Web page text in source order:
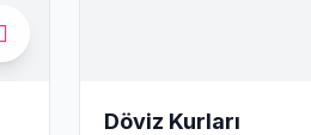
Döviz Kurları